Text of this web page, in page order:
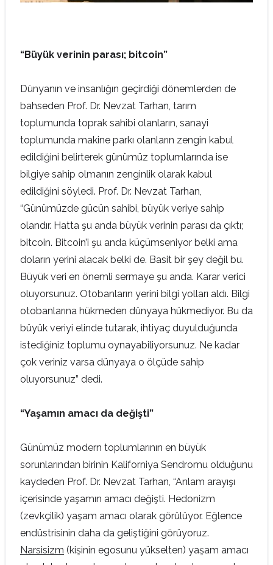
“Büyük verinin parası; bitcoin”
Dünyanın ve insanlığın geçirdiği dönemlerden de
bahseden Prof. Dr. Nevzat Tarhan, tarım
toplumunda toprak sahibi olanların, sanayi
toplumunda makine parkı olanların zengin kabul
edildiğini belirterek günümüz toplumlarında ise
bilgiye sahip olmanın zenginlik olarak kabul
edildiğini söyledi. Prof. Dr. Nevzat Tarhan,
“Günümüzde gücün sahibi, büyük veriye sahip
olandır. Hatta şu anda büyük verinin parası da çıktı;
bitcoin. Bitcoin’i şu anda küçümseniyor belki ama
doların yerini alacak belki de. Basit bir şey değil bu.
Büyük veri en önemli sermaye şu anda. Karar verici
oluyorsunuz. Otobanların yerini bilgi yolları aldı. Bilgi
otobanlarına hükmeden dünyaya hükmediyor. Bu da
büyük veriyi elinde tutarak, ihtiyaç duyulduğunda
istediğiniz toplumu oynayabiliyorsunuz. Ne kadar
çok veriniz varsa dünyaya o ölçüde sahip
oluyorsunuz” dedi.
“Yaşamın amacı da değişti”
Günümüz modern toplumlarının en büyük
sorunlarından birinin Kaliforniya Sendromu olduğunu
kaydeden Prof. Dr. Nevzat Tarhan, “Anlam arayışı
içerisinde yaşamın amacı değişti. Hedonizm
(zevkçilik) yaşam amacı olarak görülüyor. Eğlence
endüstrisinin daha da geliştiğini görüyoruz.
Narsisizm (kişinin egosunu yükselten) yaşam amacı